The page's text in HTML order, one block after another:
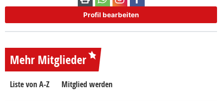
Profil bearbeiten
Mehr Mitglieder
Liste von A-Z Mitglied werden